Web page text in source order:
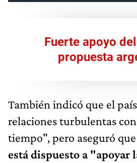
Fuerte apoyo
propuesta
También indicó que el
relaciones turbulentas
tiempo", pero aseguró que
está dispuesto a "apoyar